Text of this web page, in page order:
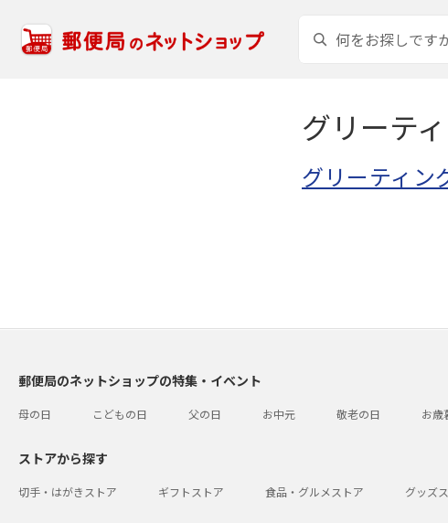
グリーテ
グリーティン
郵便局のネットショップの特集・イベント
母の日 こどもの日 父の日 お中元 敬老の日 お歳
ストアから探す
切手・はがきストア ギフトストア 食品・グルメストア グッズ